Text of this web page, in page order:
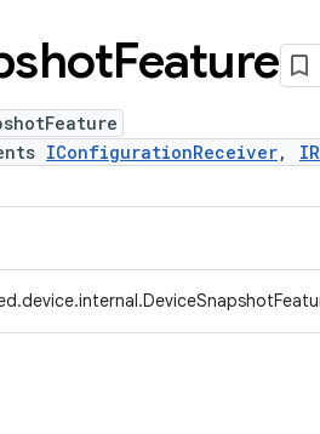
Feature
IConfigurationReceiver,